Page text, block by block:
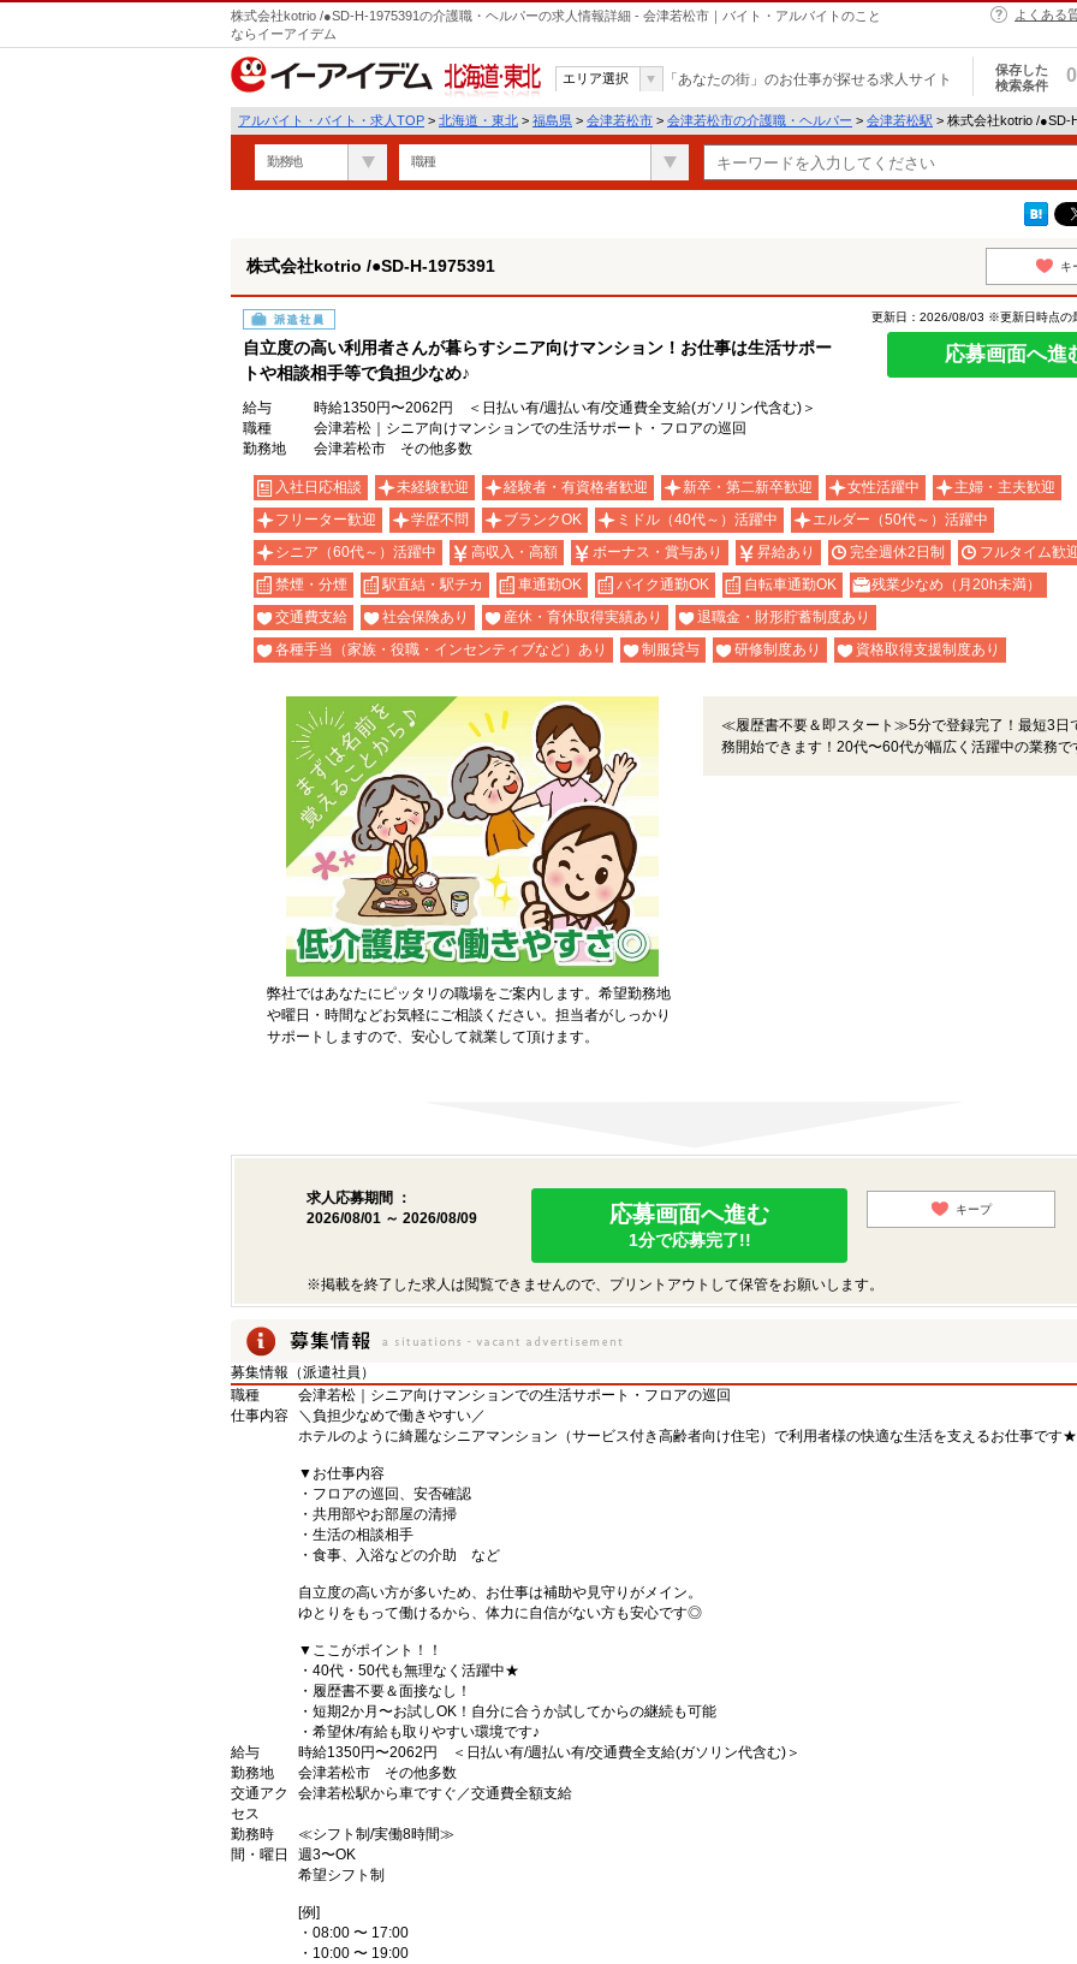
株式会社kotrio /●SD-H-1975391の介護職・ヘルパーの求人情報詳細 - 会津若松市｜バイト・アルバイトのこと
ならイーアイデム
よくある
北海道・東北
エリア選択 「あなたの街」のお仕事が探せる求人サイト
保存した
検索条件
0
アルバイト・バイト・求人TOP > 北海道・東北 > 福島県 > 会津若松市 > 会津若松市の介護職・ヘルパー > 会津若松駅 > 株式会社kotrio /●SD-
勤務地 職種
株式会社kotrio /●SD-H-1975391 キ
派遣社員
自立度の高い利用者さんが暮らすシニア向けマンション！お仕事は生活サポー
トや相談相手等で負担少なめ♪
更新日：2026/08/03 ※更新日時点の
応募画面へ進
給与
時給1350円〜2062円 ＜日払い有/週払い有/交通費全支給(ガソリン代含む)＞
職種
会津若松｜シニア向けマンションでの生活サポート・フロアの巡回
勤務地
会津若松市 その他多数
入社日応相談 未経験歓迎 経験者・有資格者歓迎 新卒・第二新卒歓迎 女性活躍中
主婦・主夫歓迎
フリーター歓迎
学歴不問 ブランクOK ミドル（40代～）活躍中
エルダー（50代～）活躍中
シニア（60代～）活躍中
高収入・高額 ボーナス・賞与あり 昇給あり 完全週休2日制
フルタイム歓
禁煙・分煙
駅直結・駅チカ 車通勤OK バイク通勤OK 自転車通勤OK
残業少なめ（月20h未満）
交通費支給
社会保険あり 産休・育休取得実績あり
退職金・財形貯蓄制度あり
各種手当（家族・役職・インセンティブなど）あり
制服貸与 研修制度あり 資格取得支援制度あり
弊社ではあなたにピッタリの職場をご案内します。希望勤務地
や曜日・時間などお気軽にご相談ください。担当者がしっかり
サポートしますので、安心して就業して頂けます。
≪履歴書不要＆即スタート≫5分で登録完了！最短3日
務開始できます！20代〜60代が幅広く活躍中の業務で
求人応募期間 ：
2026/08/01 ～ 2026/08/09
応募画面へ進む
1分で応募完了!!
キープ
※掲載を終了した求人は閲覧できませんので、プリントアウトして保管をお願いします。
募集情報（派遣社員）
職種
会津若松｜シニア向けマンションでの生活サポート・フロアの巡回
仕事内容
＼負担少なめで働きやすい／
ホテルのように綺麗なシニアマンション（サービス付き高齢者向け住宅）で利用者様の快適な生活を支えるお仕事です★
▼お仕事内容
・フロアの巡回、安否確認
・共用部やお部屋の清掃
・生活の相談相手
・食事、入浴などの介助 など
自立度の高い方が多いため、お仕事は補助や見守りがメイン。
ゆとりをもって働けるから、体力に自信がない方も安心です◎
▼ここがポイント！！
・40代・50代も無理なく活躍中★
・履歴書不要＆面接なし！
・短期2か月〜お試しOK！自分に合うか試してからの継続も可能
・希望休/有給も取りやすい環境です♪
給与
時給1350円〜2062円 ＜日払い有/週払い有/交通費全支給(ガソリン代含む)＞
勤務地
会津若松市 その他多数
交通アク
セス
会津若松駅から車ですぐ／交通費全額支給
勤務時
間・曜日
≪シフト制/実働8時間≫
週3〜OK
希望シフト制
[例]
・08:00 〜 17:00
・10:00 〜 19:00